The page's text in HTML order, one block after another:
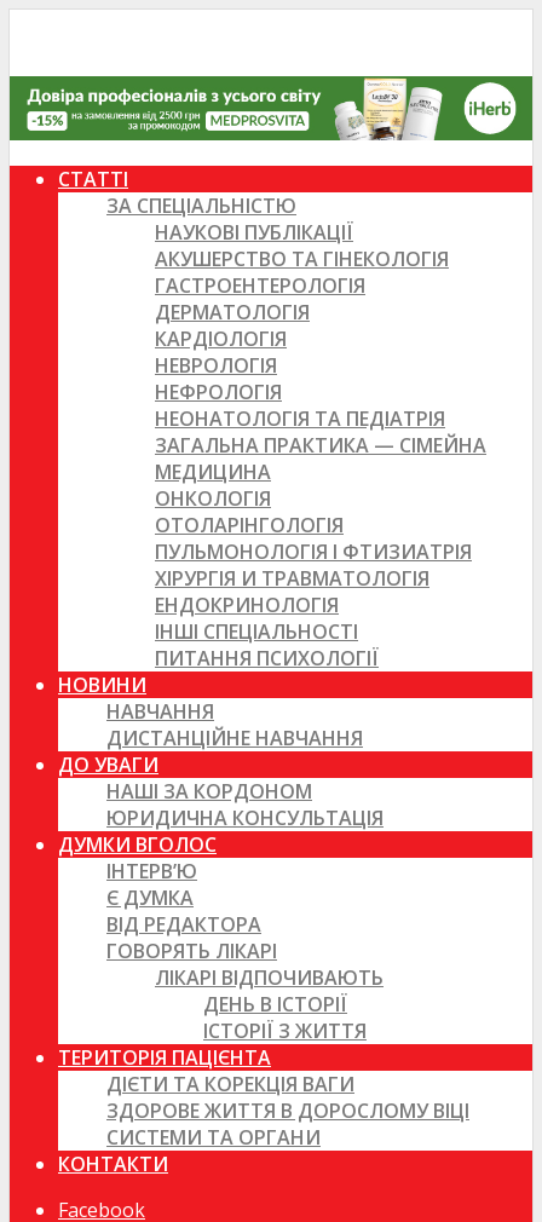
СТАТТІ
ЗА СПЕЦІАЛЬНІСТЮ
НАУКОВІ ПУБЛІКАЦІЇ
АКУШЕРСТВО ТА ГІНЕКОЛОГІЯ
ГАСТРОЕНТЕРОЛОГІЯ
ДЕРМАТОЛОГІЯ
КАРДІОЛОГІЯ
НЕВРОЛОГІЯ
НЕФРОЛОГІЯ
НЕОНАТОЛОГІЯ ТА ПЕДІАТРІЯ
ЗАГАЛЬНА ПРАКТИКА — СІМЕЙНА
МЕДИЦИНА
ОНКОЛОГІЯ
ОТОЛАРІНГОЛОГІЯ
ПУЛЬМОНОЛОГІЯ І ФТИЗИАТРІЯ
ХІРУРГІЯ И ТРАВМАТОЛОГІЯ
ЕНДОКРИНОЛОГІЯ
ІНШІ СПЕЦІАЛЬНОСТІ
ПИТАННЯ ПСИХОЛОГІЇ
НОВИНИ
НАВЧАННЯ
ДИСТАНЦІЙНЕ НАВЧАННЯ
ДО УВАГИ
НАШІ ЗА КОРДОНОМ
ЮРИДИЧНА КОНСУЛЬТАЦІЯ
ДУМКИ ВГОЛОС
ІНТЕРВ’Ю
Є ДУМКА
ВІД РЕДАКТОРА
ГОВОРЯТЬ ЛІКАРІ
ЛІКАРІ ВІДПОЧИВАЮТЬ
ДЕНЬ В ІСТОРІЇ
ІСТОРІЇ З ЖИТТЯ
ТЕРИТОРІЯ ПАЦІЄНТА
ДІЄТИ ТА КОРЕКЦІЯ ВАГИ
ЗДОРОВЕ ЖИТТЯ В ДОРОСЛОМУ ВІЦІ
СИСТЕМИ ТА ОРГАНИ
КОНТАКТИ
Facebook